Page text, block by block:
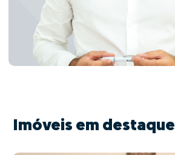
Imóveis em destaque